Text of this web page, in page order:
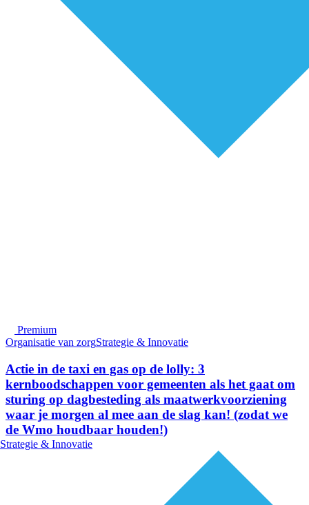
Strategie & Innovatie
Premium
Organisatie van zorgStrategie & Innovatie
Actie in de taxi en gas op de lolly: 3
kernboodschappen voor gemeenten als het gaat om
sturing op dagbesteding als maatwerkvoorziening
waar je morgen al mee aan de slag kan! (zodat we
de Wmo houdbaar houden!)